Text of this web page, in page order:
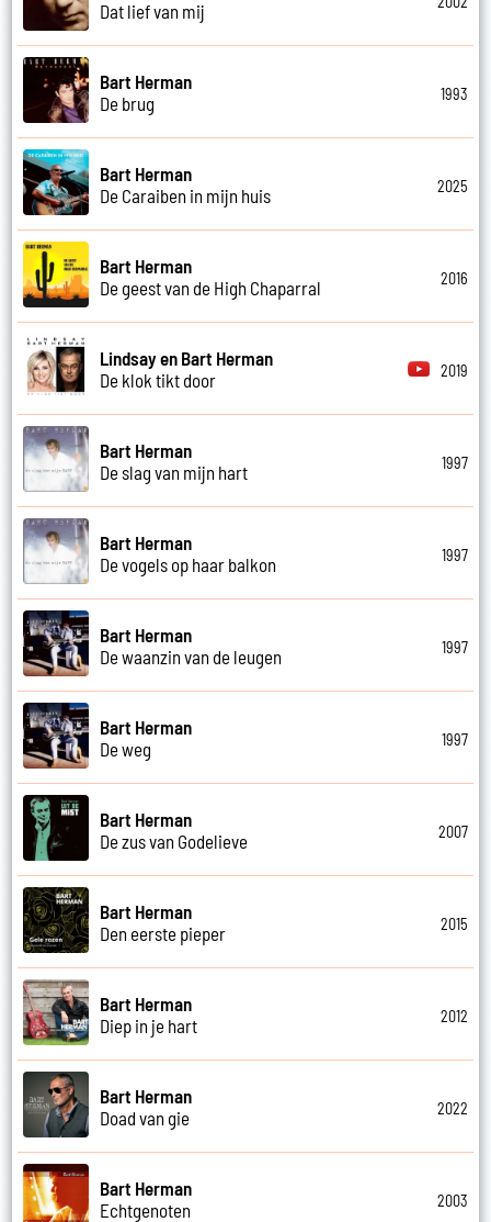
Dat lief van mij
Bart Herman
De brug
1993
Bart Herman
De Caraiben in mijn huis
2025
Bart Herman
De geest van de High Chaparral
2016
Lindsay en Bart Herman
De klok tikt door
2019
Bart Herman
De slag van mijn hart
1997
Bart Herman
De vogels op haar balkon
1997
Bart Herman
De waanzin van de leugen
1997
Bart Herman
De weg
1997
Bart Herman
De zus van Godelieve
2007
Bart Herman
Den eerste pieper
2015
Bart Herman
Diep in je hart
2012
Bart Herman
Doad van gie
2022
Bart Herman
Echtgenoten
2003